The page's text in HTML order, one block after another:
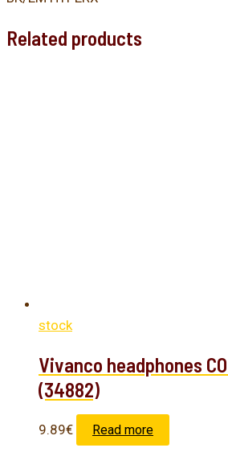
Related products
stock
Vivanco headphones
(34882)
9.89€ Read more